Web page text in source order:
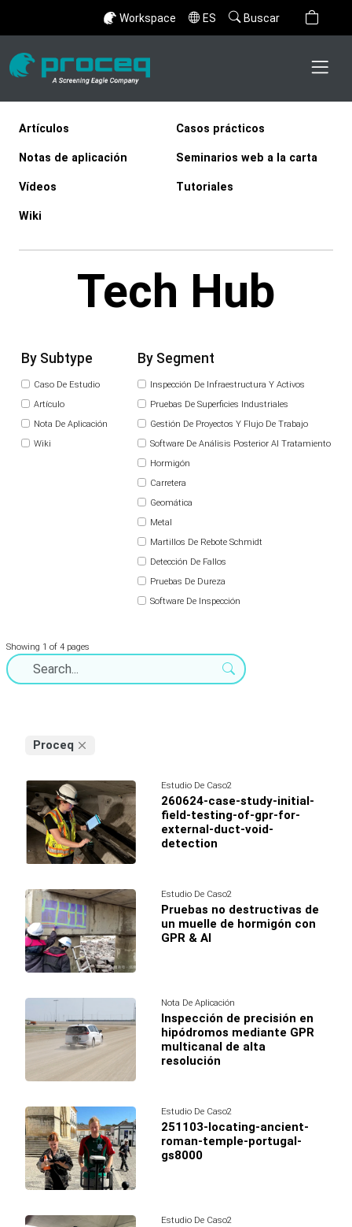
Workspace ES Buscar
Artículos Casos prácticos
Notas de aplicación Seminarios web a la carta
Vídeos Tutoriales
Wiki
Tech Hub
By Subtype
Caso De Estudio
Artículo
Nota De Aplicación
Wiki
By Segment
Inspección De Infraestructura Y Activos
Pruebas De Superficies Industriales
Gestión De Proyectos Y Flujo De Trabajo
Software De Análisis Posterior Al Tratamiento
Hormigón
Carretera
Geomática
Metal
Martillos De Rebote Schmidt
Detección De Fallos
Pruebas De Dureza
Software De Inspección
Showing 1 of 4 pages
Proceq
Estudio De Caso2
260624-case-study-initial-
field-testing-of-gpr-for-
external-duct-void-
detection
Estudio De Caso2
Pruebas no destructivas de
un muelle de hormigón con
GPR & AI
Nota De Aplicación
Inspección de precisión en
hipódromos mediante GPR
multicanal de alta
resolución
Estudio De Caso2
251103-locating-ancient-
roman-temple-portugal-
gs8000
Estudio De Caso2